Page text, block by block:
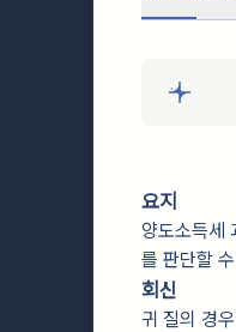
요지
양도소득세
를 판단할
회신
귀 질의 경